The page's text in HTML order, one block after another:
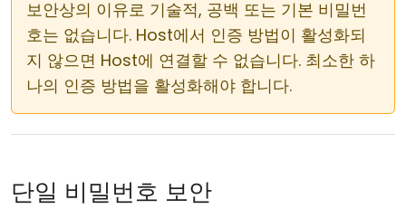
보안상의 이유로 기술적, 공백 또는 기본 비밀번
호는 없습니다. Host에서 인증 방법이 활성화되
지 않으면 Host에 연결할 수 없습니다. 최소한 하
나의 인증 방법을 활성화해야 합니다.
단일 비밀번호 보안